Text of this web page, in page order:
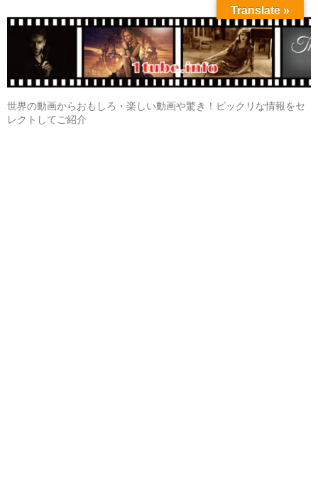
世界の動画からおもしろ・楽しい動画や驚き！ビックリな情報をセ
レクトしてご紹介
Translate »